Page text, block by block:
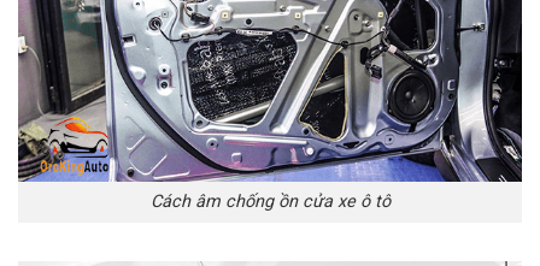
Cách âm chống ồn cửa xe ô tô